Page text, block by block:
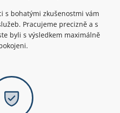
s bohatými zkušenostmi vám
Pracujeme precizně a s
byli s výsledkem maximálně